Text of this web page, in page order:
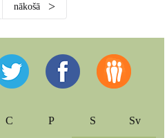
nākošā
C P S Sv